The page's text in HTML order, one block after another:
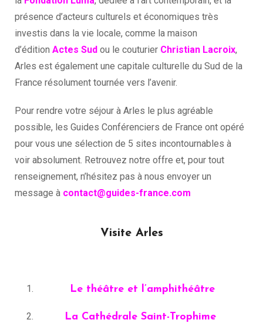
présence d’acteurs culturels et économiques très
investis dans la vie locale, comme la maison
d’édition Actes Sud ou le couturier Christian Lacroix,
Arles est également une capitale culturelle du Sud de la
France résolument tournée vers l’avenir.
Pour rendre votre séjour à Arles le plus agréable
possible, les Guides Conférenciers de France ont opéré
pour vous une sélection de 5 sites incontournables à
voir absolument. Retrouvez notre offre et, pour tout
renseignement, n’hésitez pas à nous envoyer un
message à contact@guides-france.com
Visite Arles
Le théâtre et l’amphithéâtre
La Cathédrale Saint-Trophime